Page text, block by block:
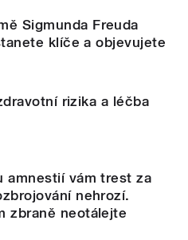
Sigmunda Freuda
klíče a objevujete
rizika a léčba
amnestií vám trest za
nehrozí.
zbraně neotálejte